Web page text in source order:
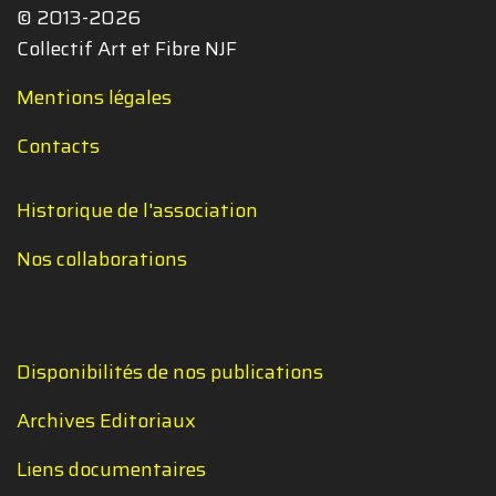
© 2013-2026
Collectif Art et Fibre NJF
Mentions légales
Contacts
Historique de l'association
Nos collaborations
Disponibilités de nos publications
Archives Editoriaux
Liens documentaires